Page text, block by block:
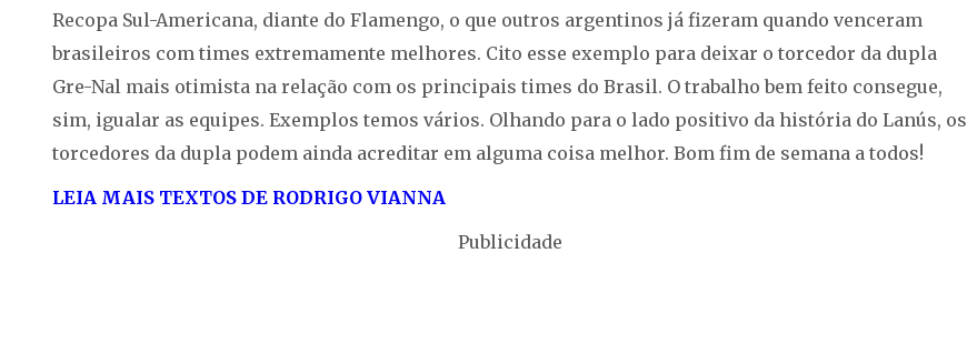
Recopa Sul-Americana, diante do Flamengo, o que outros argentinos já fizeram quando venceram
brasileiros com times extremamente melhores. Cito esse exemplo para deixar o torcedor da dupla
Gre-Nal mais otimista na relação com os principais times do Brasil. O trabalho bem feito consegue,
sim, igualar as equipes. Exemplos temos vários. Olhando para o lado positivo da história do Lanús, os
torcedores da dupla podem ainda acreditar em alguma coisa melhor. Bom fim de semana a todos!
LEIA MAIS TEXTOS DE RODRIGO VIANNA
Publicidade